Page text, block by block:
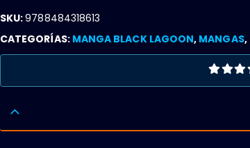
SKU:9788484318613
CATEGORÍAS: MANGA BLACK LAGOON, MANGAS,